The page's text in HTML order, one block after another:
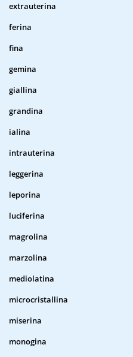
extrauterina
ferina
fina
gemina
giallina
grandina
ialina
intrauterina
leggerina
leporina
luciferina
magrolina
marzolina
mediolatina
microcristallina
miserina
monogina